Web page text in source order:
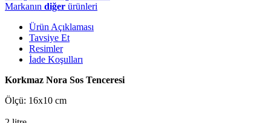
Markanın diğer ürünleri
Ürün Açıklaması
Tavsiye Et
Resimler
İade Koşulları
Korkmaz Nora Sos Tenceresi
Ölçü: 16x10 cm